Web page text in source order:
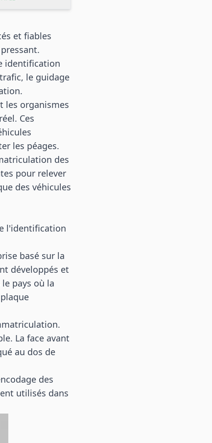
et fiables
identification
le guidage
les organismes
Ces
les péages.
des
pour relever
des véhicules
l'identification
basé sur la
développés et
pays où la
La face avant
au dos de
des
utilisés dans